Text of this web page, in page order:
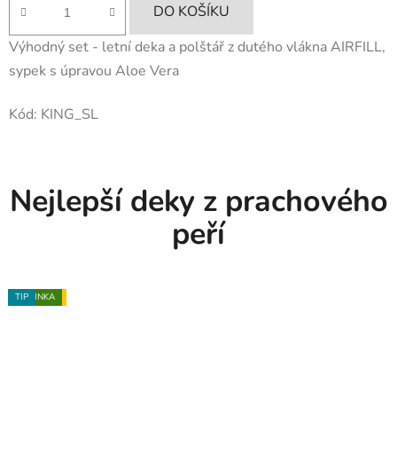
DO KOŠÍKU
Výhodný set - letní deka a polštář z dutého vlákna AIRFILL,
sypek s úpravou Aloe Vera
Kód: KING_SL
Nejlepší deky z prachového
peří
VÝPRODEJ
NOVINKA
TIP
TIP